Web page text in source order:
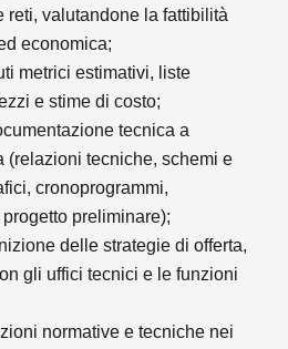
reti, valutandone la fattibilità
economica;
metrici estimativi, liste
e stime di costo;
tecnica a
(relazioni tecniche, schemi e
cronoprogrammi,
preliminare);
delle strategie di offerta,
gli uffici tecnici e le funzioni
normative e tecniche nei